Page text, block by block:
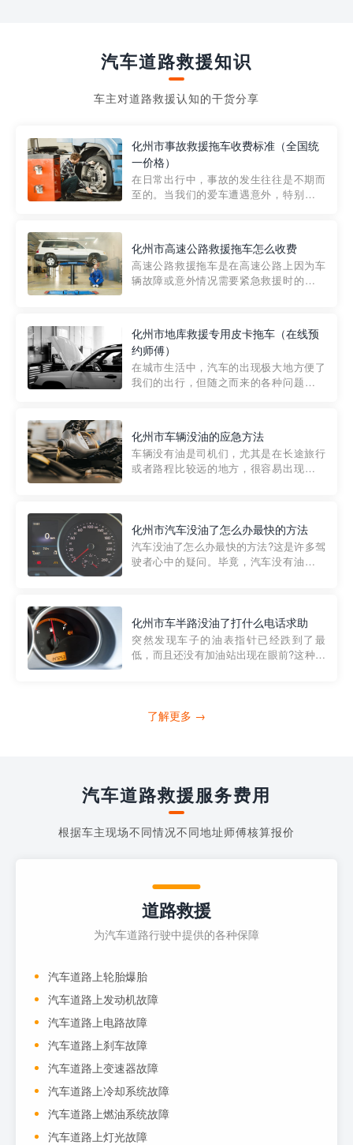
汽车道路救援知识
车主对道路救援认知的干货分享
化州市事故救援拖车收费标准（全国统
一价格）
在日常出行中，事故的发生往往是不期而
至的。当我们的爱车遭遇意外，特别是在
细解析一下市区事故救援拖车的收费标
准，以及在选用拖车服务时应注...
化州市高速公路救援拖车怎么收费
高速公路救援拖车是在高速公路上因为车
辆故障或意外情况需要紧急救援时的必备
路救援拖车的收费标准是由当地交通管理
部门制定的。起步价通...
化州市地库救援专用皮卡拖车（在线预
约师傅）
在城市生活中，汽车的出现极大地方便了
我们的出行，但随之而来的各种问题也让
紧急情况下，我们需要一种高效可靠的救
援方式。而这时，地库救援专...
化州市车辆没油的应急方法
车辆没有油是司机们，尤其是在长途旅行
或者路程比较远的地方，很容易出现这种
的送油师傅，解决没油的紧急情况。 首
先，让我们来了解一下穿...
化州市汽车没油了怎么办最快的方法
汽车没油了怎么办最快的方法?这是许多驾
驶者心中的疑问。毕竟，汽车没有油就无
越者小程序是一款专门解决汽车没油问题
的在线服务平台。通过...
化州市车半路没油了打什么电话求助
突然发现车子的油表指针已经跌到了最
低，而且还没有加油站出现在眼前?这种情
打4006363122请求送油人员来帮助你。
了解更多 →
汽车道路救援服务费用
根据车主现场不同情况不同地址师傅核算报价
道路救援
为汽车道路行驶中提供的各种保障
汽车道路上轮胎爆胎
汽车道路上发动机故障
汽车道路上电路故障
汽车道路上刹车故障
汽车道路上变速器故障
汽车道路上冷却系统故障
汽车道路上燃油系统故障
汽车道路上灯光故障